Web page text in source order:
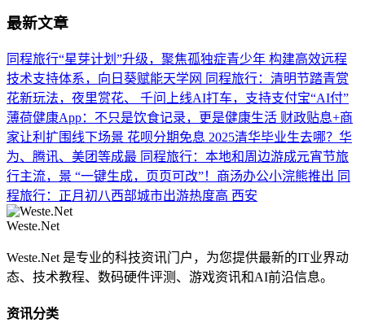
最新文章
同程旅行“星芽计划”升级，聚焦孤独症青少年 构建高效远程
技术支持体系，向日葵赋能天学网 同程旅行：清明节踏青赏
花新玩法，夜里赏花、
千问上线AI打车，支持支付宝“AI付”
薄荷健康App：不只是饮食记录，更是健康生活 财政贴息+商
家让利扩围线下场景 花呗分期免息 2025清华毕业生去哪？华
为、腾讯、美团等成最 同程旅行：本地和周边游成元宵节旅
行主流，景 “一键生成，页页可改”！商汤办公小浣熊推出 同
程旅行：正月初八西部城市出游热度高 西安
Weste.Net
Weste.Net 是专业的科技资讯门户，为您提供最新的IT业界动
态、技术教程、数码硬件评测、游戏资讯和AI前沿信息。
资讯分类